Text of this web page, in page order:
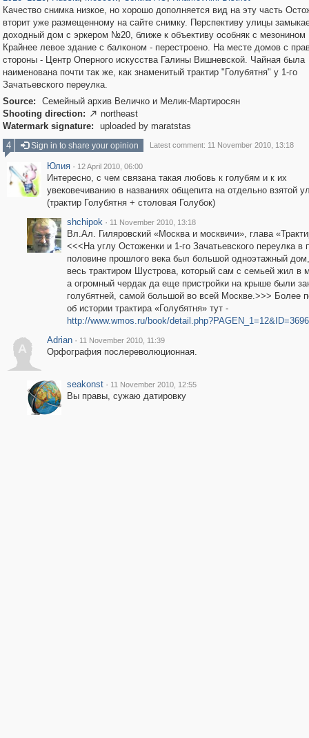
Качество снимка низкое, но хорошо дополняется вид на эту часть
вторит уже размещенному на сайте снимку. Перспективу улицы
доходный дом с эркером №20, ближе к объективу особняк с
Крайнее левое здание с балконом - перестроено. На месте домов с
стороны - Центр Оперного искусства Галины Вишневской. Чайная была
наименована почти так же, как знаменитый трактир "Голубятня" у 1-го
Зачатьевского переулка.
Source:
Семейный архив Величко и Мелик-Мартиросян
Shooting direction:  northeast
Watermark signature:
uploaded by maratstas
4
Sign in to share your opinion Latest comment: 11 November 2010, 13:18
Юлия · 12 April 2010, 06:00
Интересно, с чем связана такая любовь к голубям и к их
увековечиванию в названиях общепита на отдельно взятой
(трактир Голубятня + столовая Голубок)
shchipok · 11 November 2010, 13:18
Вл.Ал. Гиляровский «Москва и москвичи», глава
<<<На углу Остоженки и 1-го Зачатьевского переулка в
половине прошлого века был большой одноэтажный
весь трактиром Шустрова, который сам с семьей жил в
а огромный чердак да еще пристройки на крыше были
голубятней, самой большой во всей Москве.>>> Более
об истории трактира «Голубятня» тут -
http://www.wmos.ru/book/
A
Adrian · 11 November 2010, 11:39
Орфография послереволюционная.
seakonst · 11 November 2010, 12:55
Вы правы, сужаю датировку